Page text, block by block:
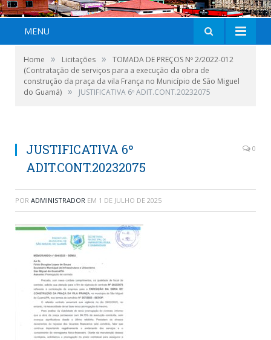
MENU
Home » Licitações »
TOMADA DE PREÇOS Nº 2/2022-012
(Contratação de serviços para a execução da obra de
construção da praça da vila França no Município de São Miguel
do Guamá) » JUSTIFICATIVA 6º ADIT.CONT.20232075
JUSTIFICATIVA 6º
ADIT.CONT.20232075
0
POR ADMINISTRADOR EM 1 DE JULHO DE 2025